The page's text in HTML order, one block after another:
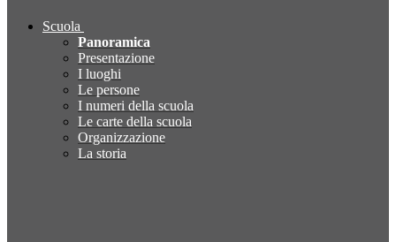
Scuola
Panoramica
Presentazione
I luoghi
Le persone
I numeri della scuola
Le carte della scuola
Organizzazione
La storia